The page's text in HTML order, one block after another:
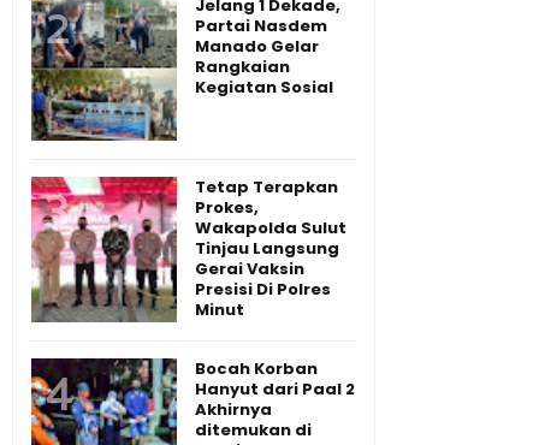
Jelang 1 Dekade,
Partai Nasdem
Manado Gelar
Rangkaian
Kegiatan Sosial
Tetap Terapkan
Prokes,
Wakapolda Sulut
Tinjau Langsung
Gerai Vaksin
Presisi Di Polres
Minut
Bocah Korban
Hanyut dari Paal 2
Akhirnya
ditemukan di